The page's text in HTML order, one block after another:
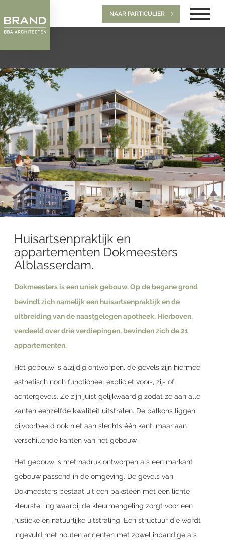
NAAR PARTICULIER
Huisartsenpraktijk en
appartementen Dokmeesters
Alblasserdam.
Dokmeesters is een uniek gebouw. Op de begane grond
bevindt zich namelijk een huisartsenpraktijk en de
uitbreiding van de naastgelegen apotheek. Hierboven,
verdeeld over drie verdiepingen, bevinden zich de 21
appartementen.
Het gebouw is alzijdig ontworpen, de gevels zijn hiermee
esthetisch noch functioneel expliciet voor-, zij- of
achtergevels. Ze zijn juist gelijkwaardig zodat ze aan alle
kanten eenzelfde kwaliteit uitstralen. De balkons liggen
bijvoorbeeld ook niet aan slechts één kant, maar aan
verschillende kanten van het gebouw.
Het gebouw is met nadruk ontworpen als een markant
gebouw passend in de omgeving. De gevels van
Dokmeesters bestaat uit een baksteen met een lichte
kleurstelling waarbij de kleurmengeling zorgt voor een
rustieke en natuurlijke uitstraling. Een structuur die wordt
ingevuld met houten accenten met zowel inpandige als